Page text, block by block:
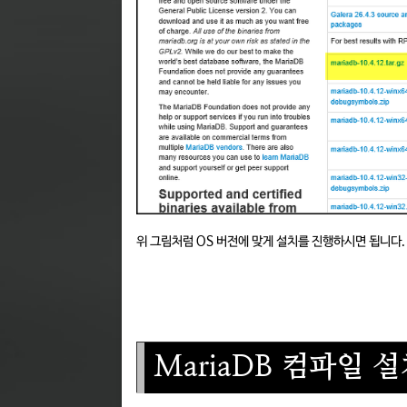
위 그림처럼 OS 버전에 맞게 설치를 진행하시면 됩니다.
MariaDB 컴파일